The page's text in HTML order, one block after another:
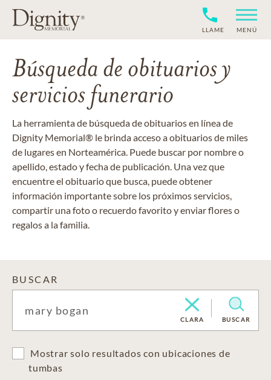
LLAME MENÚ
Búsqueda de obituarios y
servicios funerario
La herramienta de búsqueda de obituarios en línea de
Dignity Memorial® le brinda acceso a obituarios de miles
de lugares en Norteamérica. Puede buscar por nombre o
apellido, estado y fecha de publicación. Una vez que
encuentre el obituario que busca, puede obtener
información importante sobre los próximos servicios,
compartir una foto o recuerdo favorito y enviar flores o
regalos a la familia.
BUSCAR
CLARA BUSCAR
Mostrar solo resultados con ubicaciones de
tumbas